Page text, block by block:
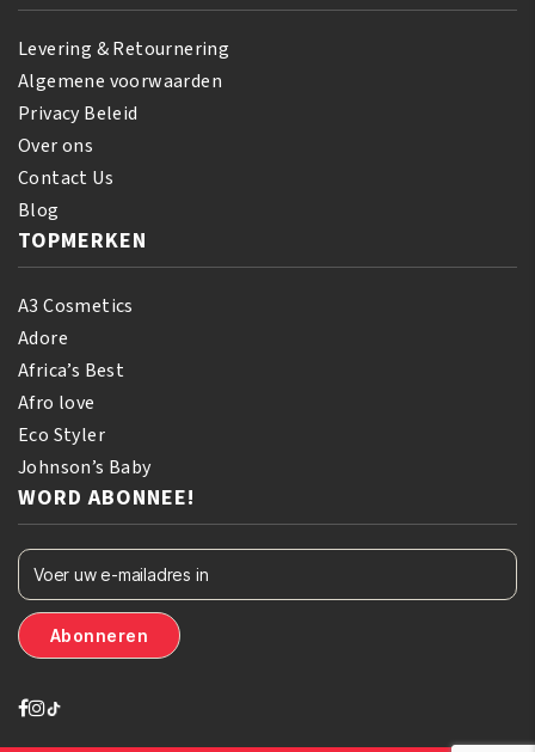
Levering & Retournering
Algemene voorwaarden
Privacy Beleid
Over ons
Contact Us
Blog
TOPMERKEN
A3 Cosmetics
Adore
Africa’s Best
Afro love
Eco Styler
Johnson’s Baby
WORD ABONNEE!